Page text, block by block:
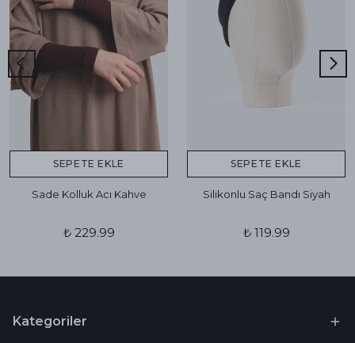
SEPETE EKLE
Sade Kolluk Acı Kahve
₺ 229.99
SEPETE EKLE
Silikonlu Saç Bandı Siyah
₺ 119.99
Kategoriler